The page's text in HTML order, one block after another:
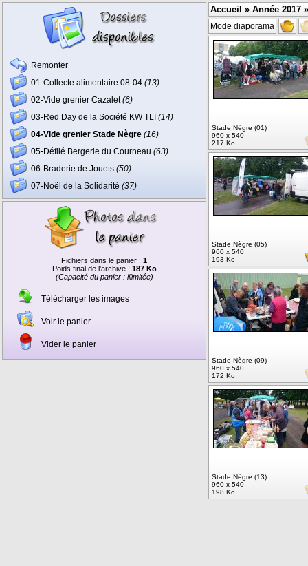
Accueil » Année 2017
Mode diaporama
Stade Nègre (01)
960 x 540
217 Ko
Stade Nègre (05)
960 x 540
193 Ko
Stade Nègre (09)
960 x 540
172 Ko
Stade Nègre (13)
960 x 540
198 Ko
Remonter
01-Collecte alimentaire 08-04 (13)
02-Vide grenier Cazalet (6)
03-Red Day de la Société KW TLI (14)
04-Vide grenier Stade Nègre (16)
05-Défilé Bergerie du Courneau (63)
06-Braderie de Jouets (50)
07-Noël de la Solidarité (37)
Fichiers dans le panier : 1
Poids final de l'archive : 187 Ko
(Capacité du panier : illimitée)
Télécharger les images
Voir le panier
Vider le panier